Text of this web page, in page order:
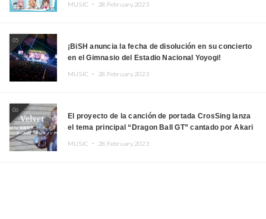
MUSIC ・ 28.February.2023
05
¡BiSH anuncia la fecha de disolución en su concierto
en el Gimnasio del Estadio Nacional Yoyogi!
MUSIC ・ 28.February.2023
06
El proyecto de la canción de portada CrosSing lanza
el tema principal “Dragon Ball GT” cantado por Akari
MUSIC ・ 28.February.2023